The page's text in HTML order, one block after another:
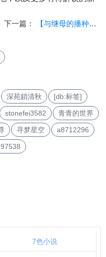
下一篇： 【与继母的播种交配生活……】7-9 作者：sunson
深苑鎖清秋 [db:标签]
stonefei3582 青青的世界
寻梦星空 a8712296
7色小说